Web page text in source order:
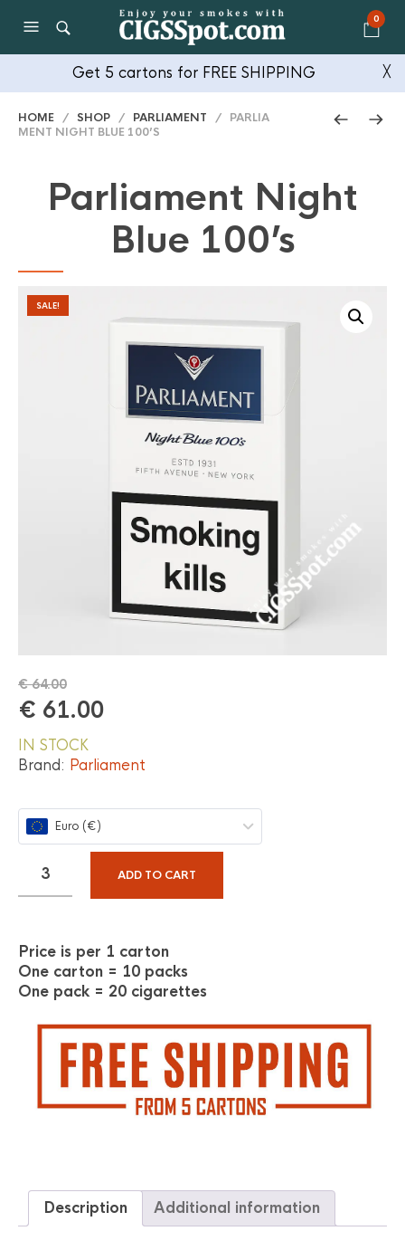
0
Get 5 cartons for FREE SHIPPING ╳
HOME / SHOP / PARLIAMENT / PARLIA
MENT NIGHT BLUE 100’S
Parliament Night
Blue 100’s
SALE!
€64.00
€ 61.00
IN STOCK
Brand: Parliament
Euro (€)
ADD TO CART
Price is per 1 carton
One carton = 10 packs
One pack = 20 cigarettes
Description Additional information